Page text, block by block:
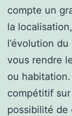
compte un
la
l’évolution
vous rendre
ou
compétitif
possibilité